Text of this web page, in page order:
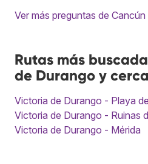
Ver más preguntas de Cancún
Rutas más
de Durango y
Victoria de Durango - Playa
Victoria de Durango - Ruinas
Victoria de Durango - Mérida